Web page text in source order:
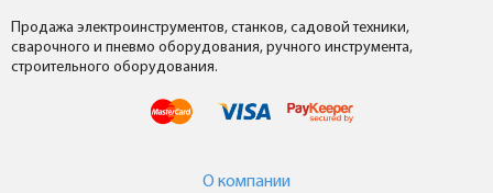
Продажа электроинструментов, станков, садовой техники,
сварочного и пневмо оборудования, ручного инструмента,
строительного оборудования.
О компании